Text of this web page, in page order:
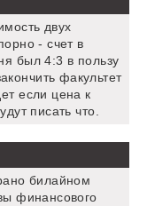
двух
- счет в
был 4:3 в пользу
факультет
если цена к
писать что.
билайном
финансового